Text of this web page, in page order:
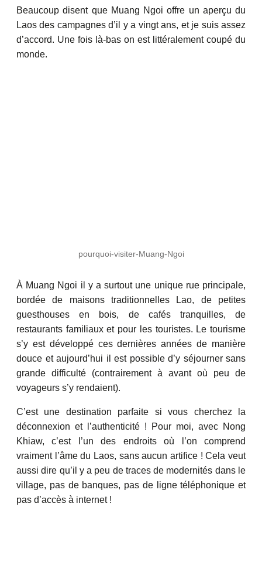
Beaucoup disent que Muang Ngoi offre un aperçu du
Laos des campagnes d’il y a vingt ans, et je suis assez
d’accord. Une fois là-bas on est littéralement coupé du
monde.
pourquoi-visiter-Muang-Ngoi
À Muang Ngoi il y a surtout une unique rue principale,
bordée de maisons traditionnelles Lao, de petites
guesthouses en bois, de cafés tranquilles, de
restaurants familiaux et pour les touristes. Le tourisme
s’y est développé ces dernières années de manière
douce et aujourd’hui il est possible d’y séjourner sans
grande difficulté (contrairement à avant où peu de
voyageurs s’y rendaient).
C’est une destination parfaite si vous cherchez la
déconnexion et l’authenticité ! Pour moi, avec Nong
Khiaw, c’est l’un des endroits où l’on comprend
vraiment l’âme du Laos, sans aucun artifice ! Cela veut
aussi dire qu’il y a peu de traces de modernités dans le
village, pas de banques, pas de ligne téléphonique et
pas d’accès à internet !